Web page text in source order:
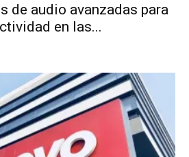
de audio avanzadas para
en las...